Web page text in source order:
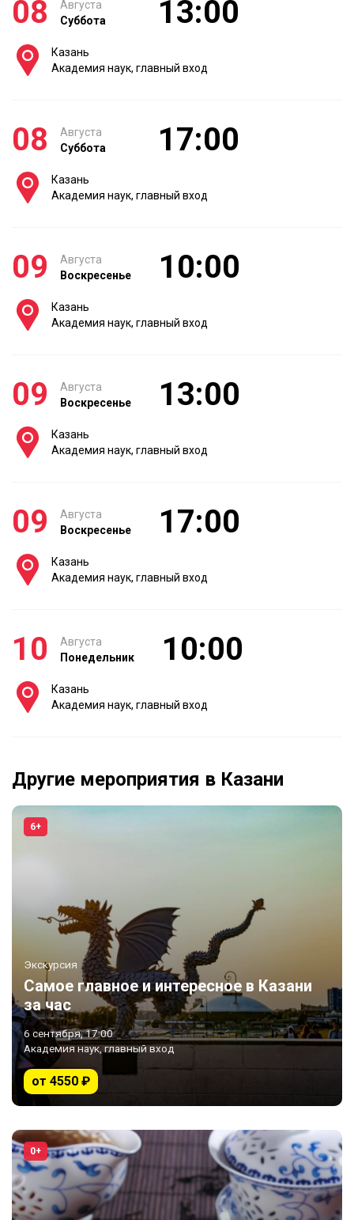
08
Августа
Суббота
13:00
Казань
Академия наук, главный вход
08
Августа
Суббота
17:00
Казань
Академия наук, главный вход
09
Августа
Воскресенье
10:00
Казань
Академия наук, главный вход
09
Августа
Воскресенье
13:00
Казань
Академия наук, главный вход
09
Августа
Воскресенье
17:00
Казань
Академия наук, главный вход
10
Августа
Понедельник
10:00
Казань
Академия наук, главный вход
Другие мероприятия в Казани
6+
Экскурсия
Самое главное и интересное в Казани
за час
6 сентября, 17:00
Академия наук, главный вход
от 4550 ₽
0+